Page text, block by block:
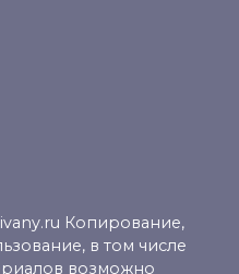
Копирование,
в том числе
возможно